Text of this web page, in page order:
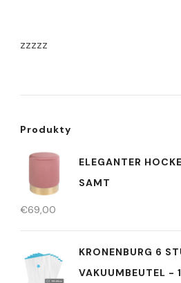
zzzzz
Produkty
ELEGANTER
SAMT
€69,00
KRONENBURG 6
VAKUUMBEUTEL -